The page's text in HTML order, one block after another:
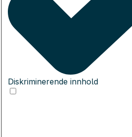
Diskriminerende innhold